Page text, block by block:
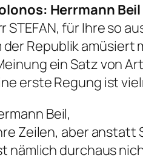
Herrmann
STEFAN, für Ihre so
Republik amüsiert
ein Satz von
erste Regung ist
Beil,
Zeilen, aber
nämlich durchaus